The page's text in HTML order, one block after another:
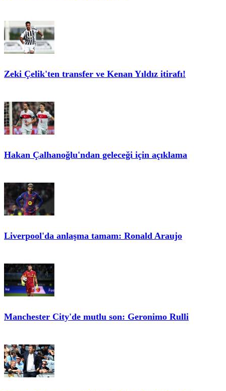
Zeki Çelik'ten transfer ve Kenan Yıldız itirafı!
Hakan Çalhanoğlu'ndan geleceği için açıklama
Liverpool'da anlaşma tamam: Ronald Araujo
Manchester City'de mutlu son: Geronimo Rulli